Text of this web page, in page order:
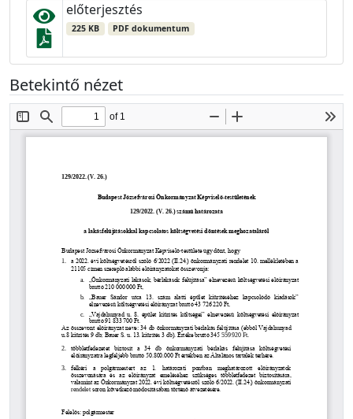
előterjesztés
225 KB PDF dokumentum
Betekintő nézet